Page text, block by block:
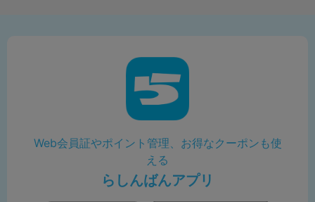
Web会員証やポイント管理、お得なクーポンも使
える
らしんばんアプリ